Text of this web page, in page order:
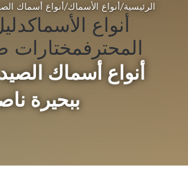
الرئيسية/أنواع الأسماك/أنواع أسماك
أنواع الأسماك
المحترفمختارات
أنواع أسماك
ببحيرة